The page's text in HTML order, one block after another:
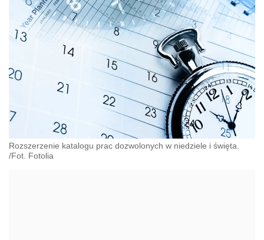
Rozszerzenie katalogu prac dozwolonych w niedziele i święta.
/Fot. Fotolia